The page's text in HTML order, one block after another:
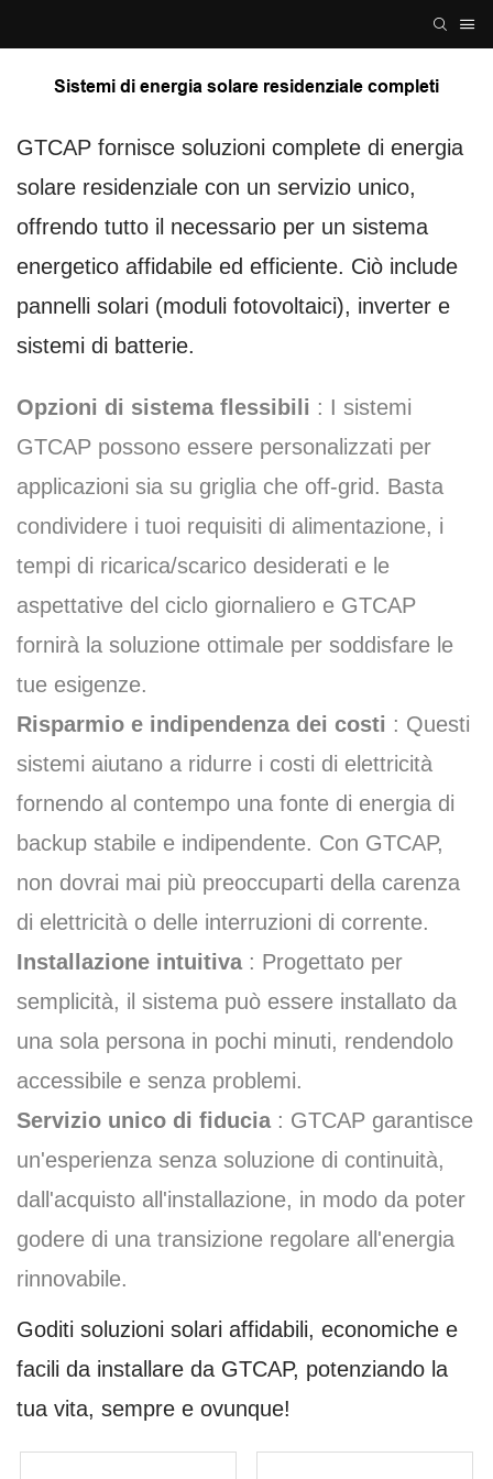
Sistemi di energia solare residenziale completi
GTCAP fornisce soluzioni complete di energia
solare residenziale con un servizio unico,
offrendo tutto il necessario per un sistema
energetico affidabile ed efficiente. Ciò include
pannelli solari (moduli fotovoltaici), inverter e
sistemi di batterie.
Opzioni di sistema flessibili : I sistemi
GTCAP possono essere personalizzati per
applicazioni sia su griglia che off-grid. Basta
condividere i tuoi requisiti di alimentazione, i
tempi di ricarica/scarico desiderati e le
aspettative del ciclo giornaliero e GTCAP
fornirà la soluzione ottimale per soddisfare le
tue esigenze.
Risparmio e indipendenza dei costi : Questi
sistemi aiutano a ridurre i costi di elettricità
fornendo al contempo una fonte di energia di
backup stabile e indipendente. Con GTCAP,
non dovrai mai più preoccuparti della carenza
di elettricità o delle interruzioni di corrente.
Installazione intuitiva : Progettato per
semplicità, il sistema può essere installato da
una sola persona in pochi minuti, rendendolo
accessibile e senza problemi.
Servizio unico di fiducia : GTCAP garantisce
un'esperienza senza soluzione di continuità,
dall'acquisto all'installazione, in modo da poter
godere di una transizione regolare all'energia
rinnovabile.
Goditi soluzioni solari affidabili, economiche e
facili da installare da GTCAP, potenziando la
tua vita, sempre e ovunque!